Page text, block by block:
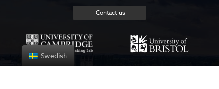
Contact us
Swedish